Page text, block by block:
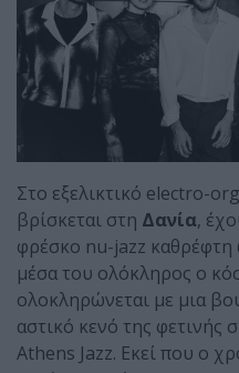
Στο εξελικτικό electro-
βρίσκεται στη Δανία,
φρέσκο nu-jazz καθρέφτη
μέσα του ολόκληρος ο
ολοκληρώνεται με μια
αστικό κενό της φετινής
Athens Jazz. Εκεί που ο